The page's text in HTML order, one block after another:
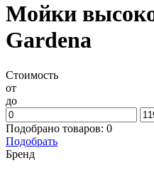
Мойки
Gardena
Стоимость
от
до
Подобрано товаров: 0
Подобрать
Бренд